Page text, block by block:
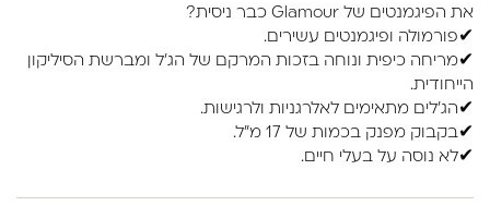
את הפיגמנטים של Glamour כבר ניסית?
✔פורמולה ופיגמנטים עשירים.
✔מריחה כיפית ונוחה בזכות המרקם של הג'ל ומברשת הסיליקון
הייחודית.
✔הג'לים מתאימים לאלרגניות ולרגישות.
✔בקבוק מפנק בכמות של 17 מ"ל.
✔לא נוסה על בעלי חיים.